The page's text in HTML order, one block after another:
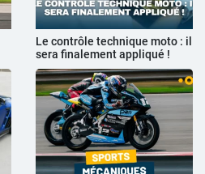
Le contrôle technique moto : il
sera finalement appliqué !